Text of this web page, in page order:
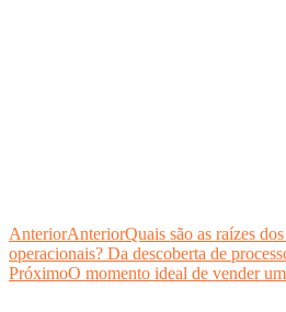
AnteriorAnteriorQuais são as raízes
operacionais? Da descoberta de
PróximoO momento ideal de vender